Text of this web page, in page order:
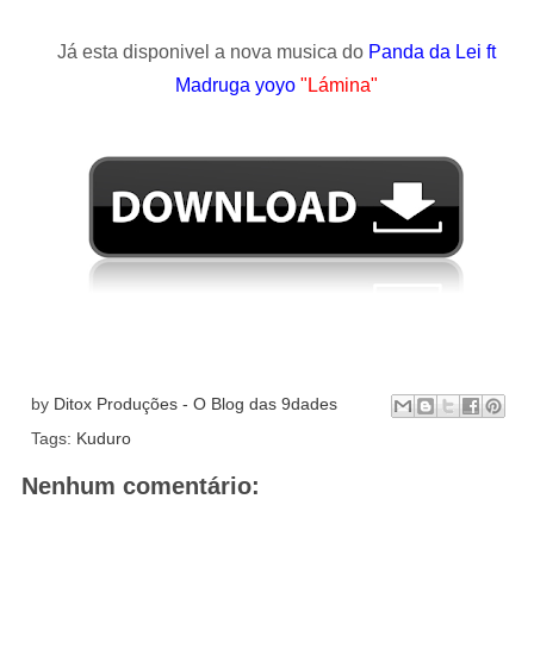
Já esta disponivel a nova musica do Panda da Lei ft
Madruga yoyo "Lámina"
by Ditox Produções - O Blog das 9dades
Tags: Kuduro
Nenhum comentário: